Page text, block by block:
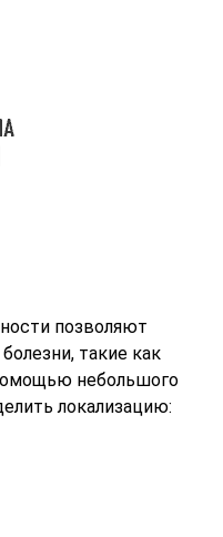
позволяют
такие как
небольшого
локализацию: